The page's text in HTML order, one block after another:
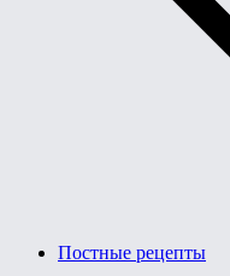
Постные рецепты